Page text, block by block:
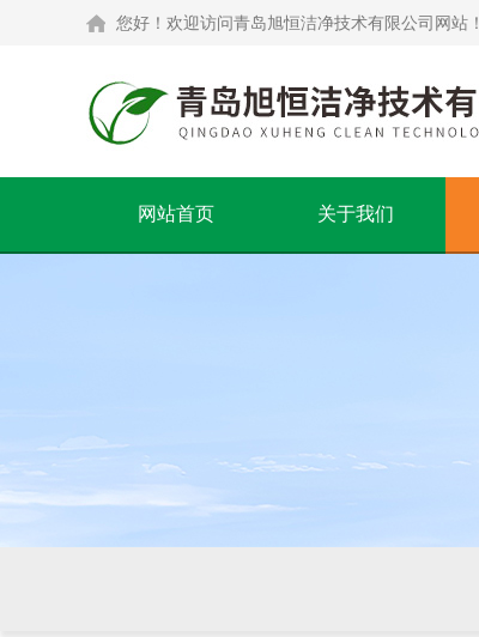
您好！欢迎访问青岛旭恒洁净技术有限公司网站！
网站首页 关于我们